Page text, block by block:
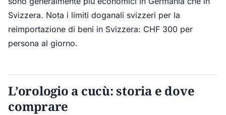
Svizzera. Nota i limiti doganali svizzeri per la
reimportazione di beni in Svizzera: CHF 300 per
persona al giorno.
L’orologio a cucù: storia e dove
comprare